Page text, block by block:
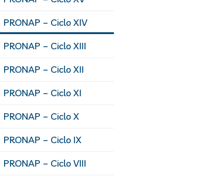
PRONAP – Ciclo XIV
PRONAP – Ciclo XIII
PRONAP – Ciclo XII
PRONAP – Ciclo XI
PRONAP – Ciclo X
PRONAP – Ciclo IX
PRONAP – Ciclo VIII